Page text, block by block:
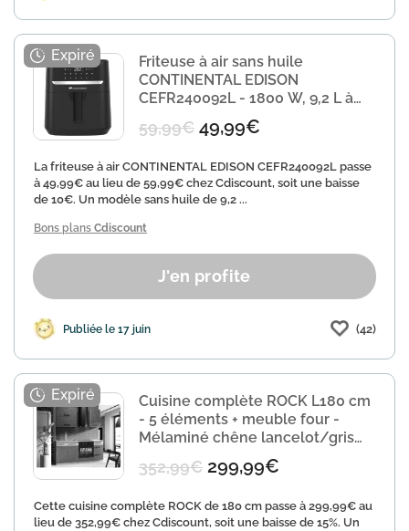
Friteuse à air sans huile
CONTINENTAL EDISON
CEFR240092L - 1800 W, 9,2 L à
59,99€ 49,99€
La friteuse à air CONTINENTAL EDISON CEFR240092L passe
à 49,99€ au lieu de 59,99€ chez Cdiscount, soit une baisse
de 10€. Un modèle sans huile de 9,2 ...
Bons plans Cdiscount
J'en profite
Publiée le 17 juin (42)
Cuisine complète ROCK L180 cm
- 5 éléments + meuble four -
Mélaminé chêne lancelot/gris
352,99€ 299,99€
Cette cuisine complète ROCK de 180 cm passe à 299,99€ au
lieu de 352,99€ chez Cdiscount, soit une baisse de 15%. Un